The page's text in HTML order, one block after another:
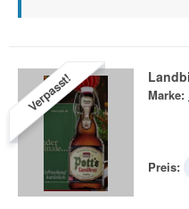
Verpasst! Marke:
Preis: